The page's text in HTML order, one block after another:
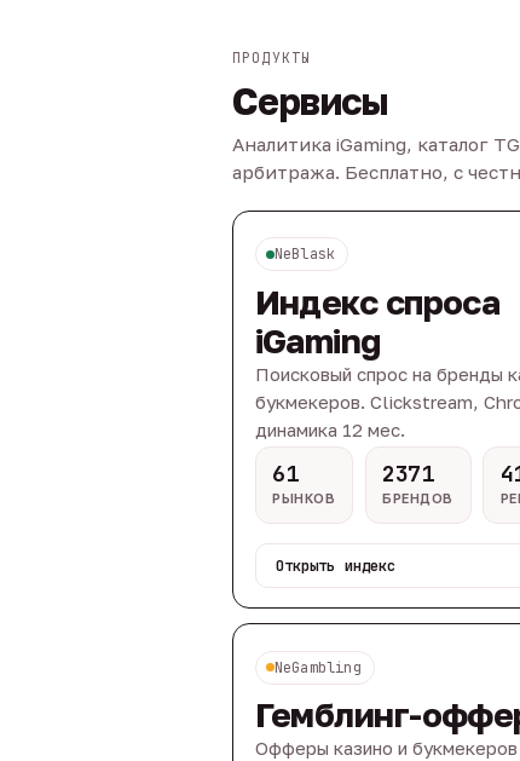
ПРОДУКТЫ
Сервисы
Аналитика iGaming, каталог
арбитража. Бесплатно, с
NeBlask
Индекс спроса
iGaming
Поисковый спрос на бренды
букмекеров. Clickstream,
динамика 12 мес.
61
РЫНКОВ
2371
БРЕНДОВ
Открыть индекс
NeGambling
Гемблинг-
Офферы казино и букмекеров